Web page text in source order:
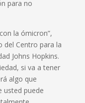
para no
la ómicron”,
del Centro para la
Johns Hopkins.
si va a tener
algo que
usted puede